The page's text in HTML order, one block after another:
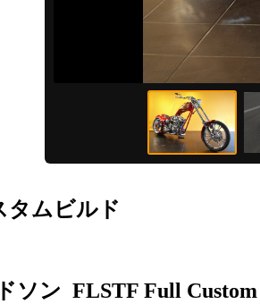
タムビルド
ソン FLSTF Full Custom